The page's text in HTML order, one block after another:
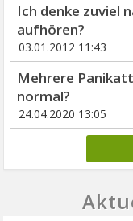
Ich denke zuviel
aufhören?
03.01.2012 11:43
Mehrere
normal?
24.04.2020 13:05